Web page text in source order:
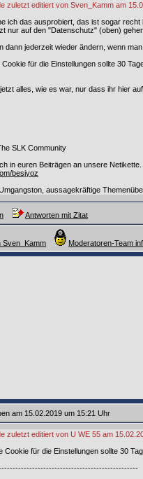
zuletzt editiert von Sven_Kamm am
ich das ausprobiert, das ist sogar
nur auf den "Datenschutz" (oben)
dann jederzeit wieder ändern, wenn
Cookie für die Einstellungen sollte 30
alles, wie es war, nur dass ihr hier
SLK Community
in euren Beiträgen an unsere Netikette.
besjyoz
aussagekräftige
Antworten mit Zitat
Sven_Kamm Moderatoren-Team
am 15.02.2019 um 15:21 Uhr
zuletzt editiert von U WE 55 am
Cookie für die Einstellungen sollte 30